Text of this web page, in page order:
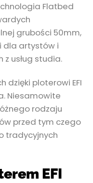
Flatbed
grubości 50mm,
dla artystów i
usług studia.
dzięki ploterowi EFI
Niesamowite
rodzaju
przed tym czego
tradycyjnych
EFI